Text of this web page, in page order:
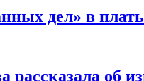
дел» в
рассказала об